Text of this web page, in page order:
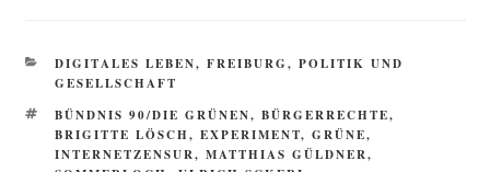
KATEGORIEN
DIGITALES LEBEN, FREIBURG, POLITIK UND
GESELLSCHAFT
SCHLAGWÖRTER
BÜNDNIS 90/DIE GRÜNEN, BÜRGERRECHTE,
BRIGITTE LÖSCH, EXPERIMENT, GRÜNE,
INTERNETZENSUR, MATTHIAS GÜLDNER,